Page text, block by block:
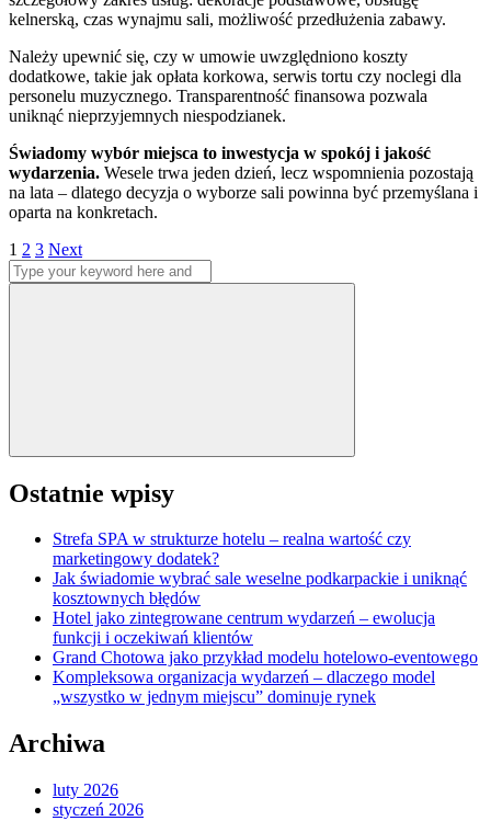
kelnerską, czas wynajmu sali, możliwość przedłużenia zabawy.
Należy upewnić się, czy w umowie uwzględniono koszty
dodatkowe, takie jak opłata korkowa, serwis tortu czy noclegi dla
personelu muzycznego. Transparentność finansowa pozwala
uniknąć nieprzyjemnych niespodzianek.
Świadomy wybór miejsca to inwestycja w spokój i jakość
wydarzenia. Wesele trwa jeden dzień, lecz wspomnienia pozostają
na lata – dlatego decyzja o wyborze sali powinna być przemyślana i
oparta na konkretach.
Stronicowanie
wpisów
Page
1 Page
2 Page
3 Next
Search
for:
Ostatnie wpisy
Strefa SPA w strukturze hotelu – realna wartość czy
marketingowy dodatek?
Jak świadomie wybrać sale weselne podkarpackie i uniknąć
kosztownych błędów
Hotel jako zintegrowane centrum wydarzeń – ewolucja
funkcji i oczekiwań klientów
Grand Chotowa jako przykład modelu hotelowo-eventowego
Kompleksowa organizacja wydarzeń – dlaczego model
„wszystko w jednym miejscu” dominuje rynek
Archiwa
luty 2026
styczeń 2026